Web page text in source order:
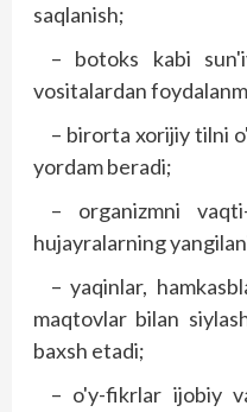
saqlanish;
– botoks kabi
vositalardan
– birorta xorijiy tilni
yordam beradi;
– organizmni
hujayralarning
– yaqinlar,
maqtovlar bilan
baxsh etadi;
– o'y-fikrlar ijobiy